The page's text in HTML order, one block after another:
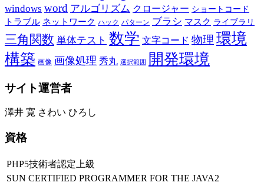
windows word アルゴリズム クロージャー ショートコード
トラブル ネットワーク ハック パターン ブラシ マスク ライブラリ
三角関数 単体テスト 数学 文字コード 物理 環境
構築 画像 画像処理 秀丸 選択範囲 開発環境
サイト運営者
澤井 寛 さわい ひろし
資格
PHP5技術者認定上級
SUN CERTIFIED PROGRAMMER FOR THE JAVA2